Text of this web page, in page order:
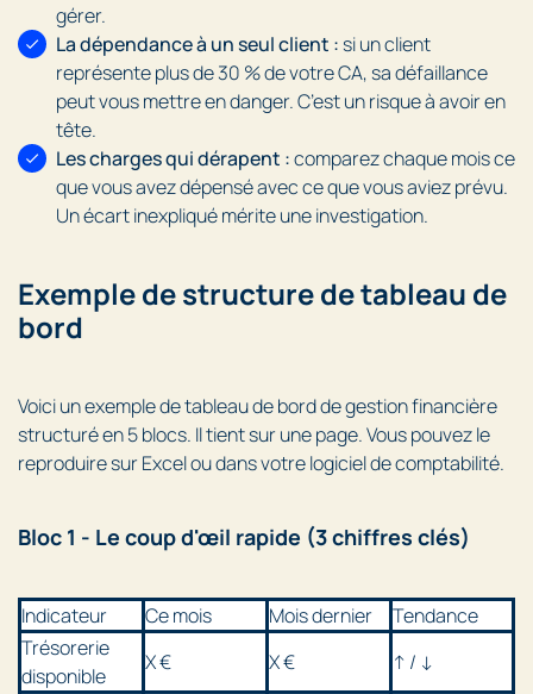
gérer.
La dépendance à un seul client :si un client
représente plus de 30 % de votre CA, sa défaillance
peut vous mettre en danger. C’est un risque à avoir en
tête.
Les charges qui dérapent :comparez chaque mois ce
que vous avez dépensé avec ce que vous aviez prévu.
Un écart inexpliqué mérite une investigation.
Exemple de structure de tableau de
bord
Voici un exemple de tableau de bord de gestion financière
structuré en 5 blocs. Il tient sur une page. Vous pouvez le
reproduire sur Excel ou dans votre logiciel de comptabilité.
Bloc 1 - Le coup d'œil rapide (3 chiffres clés)
Indicateur Ce mois Mois dernier
Tendance
Trésorerie
disponible
X € X €
↑ / ↓